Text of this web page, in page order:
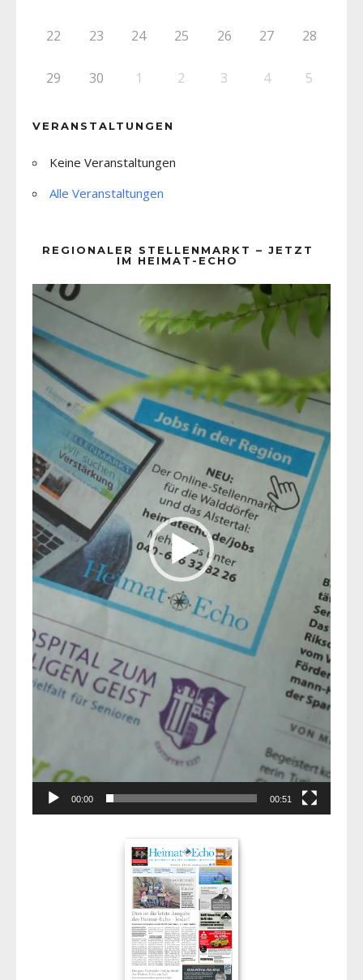
22 23 24 25 26 27 28
29 30 1 2 3 4 5
VERANSTALTUNGEN
Keine Veranstaltungen
Alle Veranstaltungen
REGIONALER STELLENMARKT – JETZT
IM HEIMAT-ECHO
Player
00:00 00:51